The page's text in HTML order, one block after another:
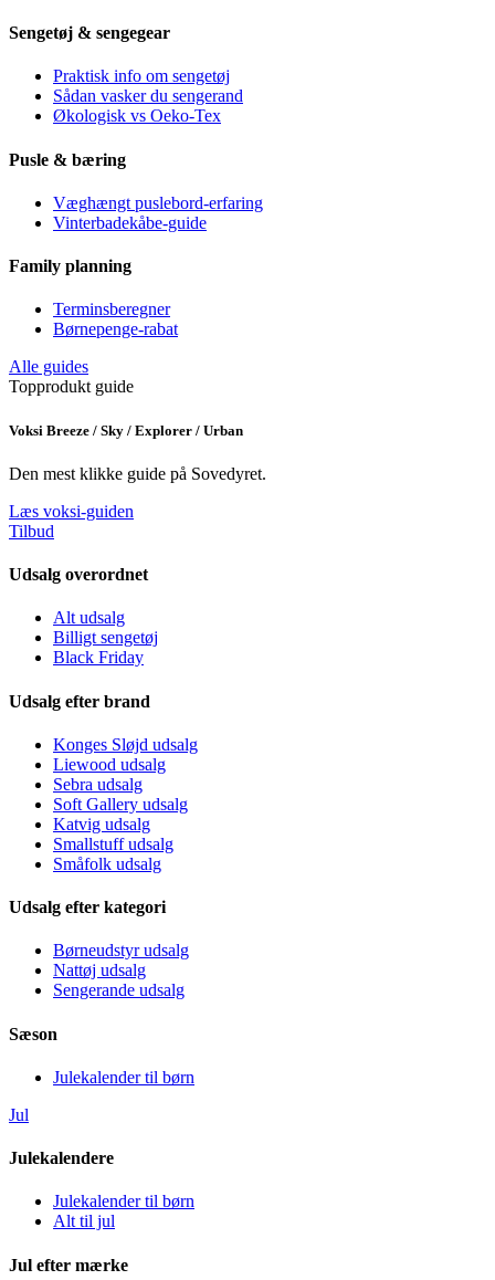
Sengetøj & sengegear
Praktisk info om sengetøj
Sådan vasker du sengerand
Økologisk vs Oeko-Tex
Pusle & bæring
Væghængt puslebord-erfaring
Vinterbadekåbe-guide
Family planning
Terminsberegner
Børnepenge-rabat
Alle guides
Topprodukt guide
Voksi Breeze / Sky / Explorer / Urban
Den mest klikke guide på Sovedyret.
Læs voksi-guiden
Tilbud
Udsalg overordnet
Alt udsalg
Billigt sengetøj
Black Friday
Udsalg efter brand
Konges Sløjd udsalg
Liewood udsalg
Sebra udsalg
Soft Gallery udsalg
Katvig udsalg
Smallstuff udsalg
Småfolk udsalg
Udsalg efter kategori
Børneudstyr udsalg
Nattøj udsalg
Sengerande udsalg
Sæson
Julekalender til børn
Jul
Julekalendere
Julekalender til børn
Alt til jul
Jul efter mærke